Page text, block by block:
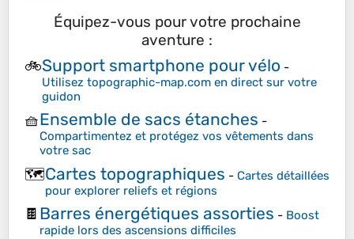
Équipez-vous pour votre prochaine
aventure :
🚲Support smartphone pour vélo -
Utilisez topographic-map.com en direct sur votre
guidon
🧺Ensemble de sacs étanches -
Compartimentez et protégez vos vêtements dans
votre sac
🗺️Cartes topographiques - Cartes détaillées
pour explorer reliefs et régions
🍫 Barres énergétiques assorties - Boost
rapide lors des ascensions difficiles